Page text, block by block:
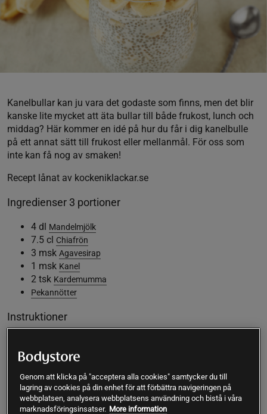
Kanelbullar kan ju vara det godaste som finns, men det blir
kanske lite mycket att äta bullar till både frukost, lunch och
middag? Här kommer en idé på hur du får i dig kanelbulle
på ett annat sätt till frukost eller mellanmål. För oss som
inte kan få nog av smaken!
Recept lånat av kockeniklackar.se
Ingredienser 3 portioner
4 dl Mandelmjölk
7.5 cl Chiafrön
3 msk Agavesirap
1 msk Kanel
2 tsk Kardemumma
Pekannötter
Instruktioner
kardemumm och 2 msk av agavesirapen.
Häll över allt i en serveringsskål och ställ i kylskåpet i
ca 2 h.
Blanda nötterna med kanel, kardemumma och 1 msk
dadelsirap.
Genom att klicka på "acceptera alla cookies" samtycker du till
lagring av cookies på din enhet för att förbättra navigeringen på
webbplatsen, analysera webbplatsens användning och bistå i våra
marknadsföringsinsatser. More information